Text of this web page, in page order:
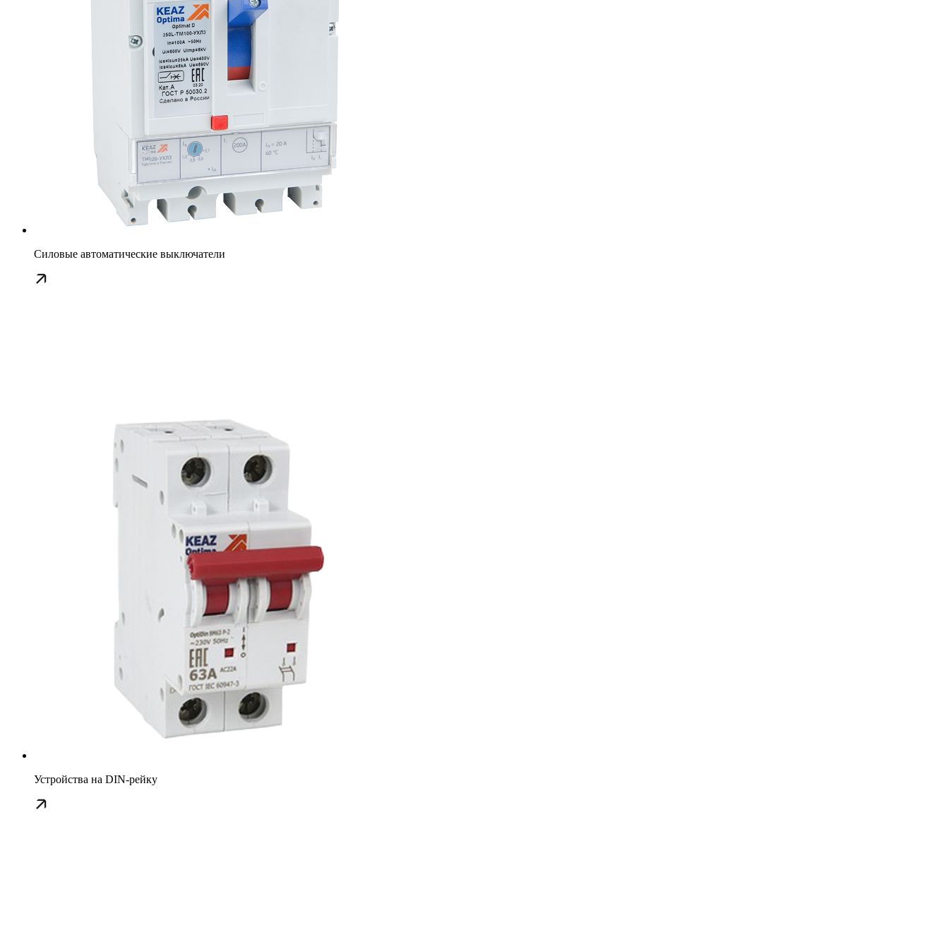
Силовые автоматические выключатели
Устройства на DIN-рейку